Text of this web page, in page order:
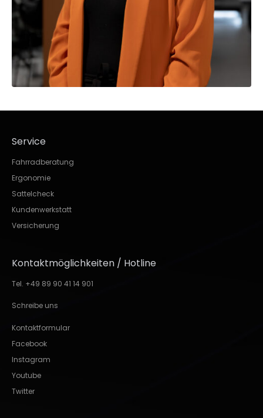
Service
Fahrradberatung
Ergonomie
Sattelcheck
Kundenwerkstatt
Versicherung
Kontaktmöglichkeiten / Hotline
Tel. +49 89 90 41 14 901
Schreibe uns
Kontaktformular
Facebook
Instagram
Youtube
Twitter